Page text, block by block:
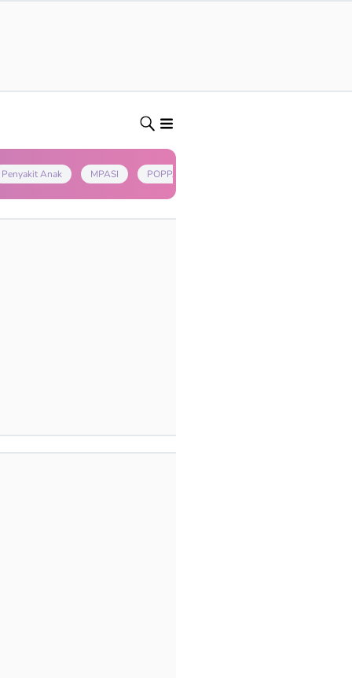
Penyakit Anak MPASI POPPAPA